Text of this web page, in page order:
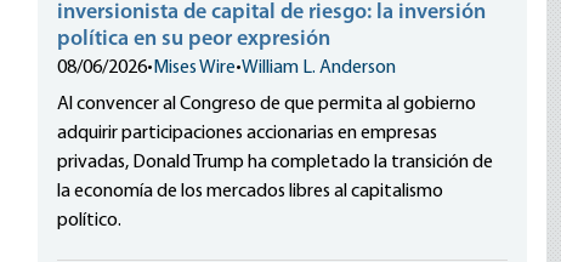
inversionista de capital de riesgo: la inversión
política en su peor expresión
08/06/2026• Mises Wire•William L. Anderson
Al convencer al Congreso de que permita al gobierno
adquirir participaciones accionarias en empresas
privadas, Donald Trump ha completado la transición de
la economía de los mercados libres al capitalismo
político.